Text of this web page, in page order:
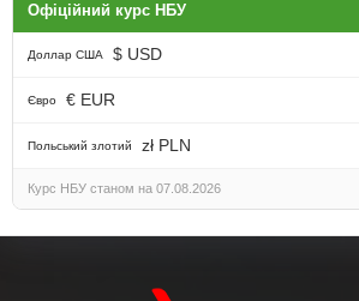
Офіційний курс НБУ
Доллар США $ USD
Євро € EUR
Польський злотий zł PLN
Курс НБУ станом на 07.08.2026